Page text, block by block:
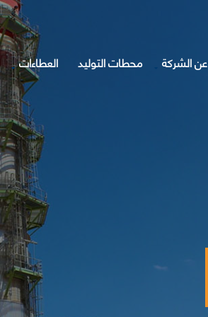
عن الشركة محطات التوليد العطاءات